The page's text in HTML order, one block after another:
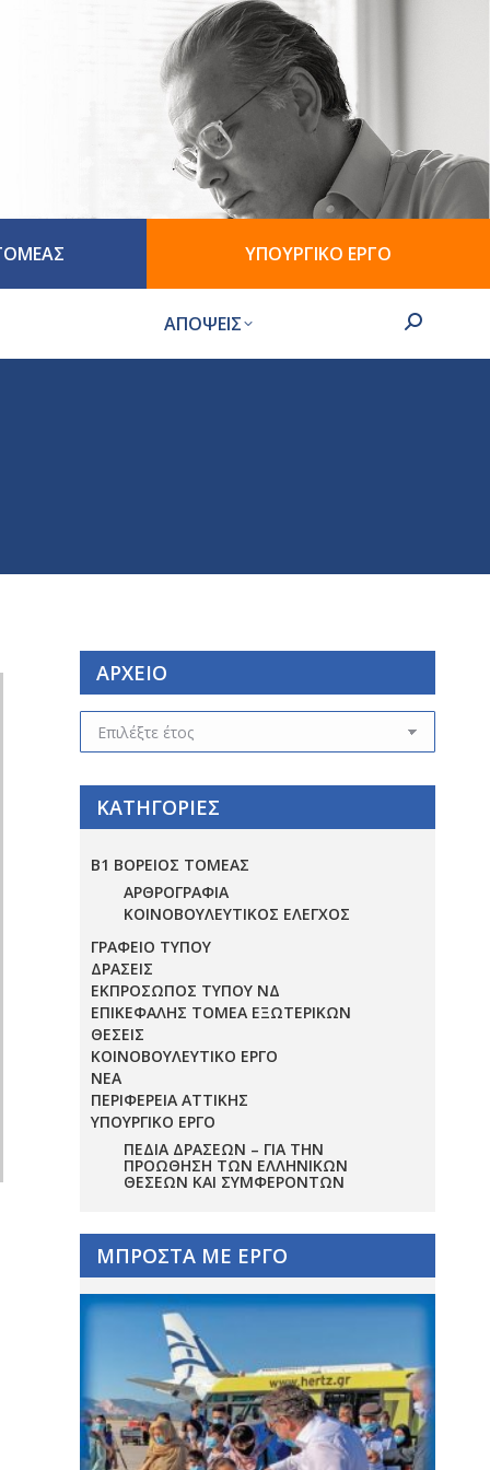
ΥΠΟΥΡΓΙΚΟ ΕΡΓΟ
ΑΠΟΨΕΙΣ Search:
ΑΡΧΕΙΟ
ΑΡΧΕΙΟ
ΚΑΤΗΓΟΡΙΕΣ
Β1 ΒΟΡΕΙΟΣ ΤΟΜΕΑΣ
ΑΡΘΡΟΓΡΑΦΙΑ
ΚΟΙΝΟΒΟΥΛΕΥΤΙΚΟΣ ΕΛΕΓΧΟΣ
ΓΡΑΦΕΙΟ ΤΥΠΟΥ
ΔΡΑΣΕΙΣ
ΕΚΠΡΟΣΩΠΟΣ ΤΥΠΟΥ ΝΔ
ΕΠΙΚΕΦΑΛΗΣ ΤΟΜΕΑ ΕΞΩΤΕΡΙΚΩΝ
ΘΕΣΕΙΣ
ΚΟΙΝΟΒΟΥΛΕΥΤΙΚΟ ΕΡΓΟ
ΝΕΑ
ΠΕΡΙΦΕΡΕΙΑ ΑΤΤΙΚΗΣ
ΥΠΟΥΡΓΙΚΟ ΕΡΓΟ
ΠΕΔΊΑ ΔΡΆΣΕΩΝ – ΓΙΑ ΤΗΝ
ΠΡΟΏΘΗΣΗ ΤΩΝ ΕΛΛΗΝΙΚΏΝ
ΘΈΣΕΩΝ ΚΑΙ ΣΥΜΦΕΡΌΝΤΩΝ
ΜΠΡΟΣΤΑ ΜΕ ΕΡΓΟ